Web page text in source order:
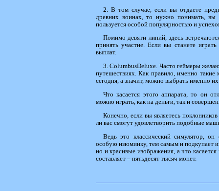
2. В том случае, если вы отдаете
древних воинах, то нужно понимать,
пользуется особой популярностью и
Помимо девяти линий, здесь
принять участие. Если вы станете
выплат.
3. ColumbusDeluxe. Часто геймеры
путешествиях. Как правило, именно
сегодня, а значит, можно выбрать именно
Что касается этого аппарата, то он
можно играть, как на деньги, так и
Конечно, если вы являетесь
ли вас смогут удовлетворить подобные
Ведь это классический симулятор, он
особую изюминку, тем самым и подкупает
но и красивые изображения, а что
составляет – пятьдесят тысяч монет.